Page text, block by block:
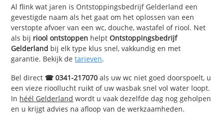
Al flink wat jaren is Ontstoppingsbedrijf Gelderland een
gevestigde naam als het gaat om het oplossen van een
verstopte afvoer van een wc, douche, wastafel of riool. Net
als bij riool ontstoppen helptOntstoppingsbedrijf
Gelderland bij elk type klus snel, vakkundig en met
garantie. Bekijk detarieven.
Bel direct ☎ 0341-217070 als uw wc niet goed doorspoelt, u
een vieze rioollucht ruikt of uw wasbak snel vol water loopt.
In héél Gelderland wordt u vaak dezelfde dag nog geholpen
en u krijgt advies na afloop van de werkzaamheden.